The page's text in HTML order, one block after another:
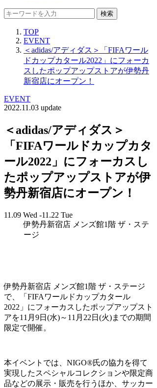
検索
TOP
EVENT
＜adidas/アディダス＞「FIFAワール
ドカップカタール2022」にフォーカ
スしたポップアップストアが伊勢丹
新宿店にオープン！
EVENT
2022.11.03 update
＜adidas/アディダス＞
「FIFAワールドカップカタ
ール2022」にフォーカスし
たポップアップストアが伊
勢丹新宿店にオープン！
11.09 Wed -11.22 Tue
伊勢丹新宿店 メンズ館1階 ザ・ステ
ージ
伊勢丹新宿店 メンズ館1階 ザ・ステージ
で、「FIFAワールドカップカタール
2022」にフォーカスしたポップアップスト
アを11月9日(水)～11月22日(火)までの期間
限定で開催。
本イベントでは、NIGO®氏の協力を得て
実現したスペシャルコレクションや限定商
品などの展示・販売を行うほか、サッカー